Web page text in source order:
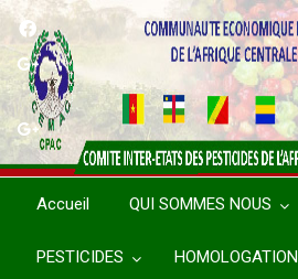
Aller
contenu
principal
Accueil QUI SOMMES NOUS
PESTICIDES HOMOLOGATION